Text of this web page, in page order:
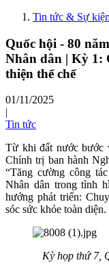
Tin tức & Sự kiện
Quốc hội - 80
Nhân dân | Kỳ 1:
thiện thể chế
01/11/2025
|
Tin tức
Từ khi đất nước bước
Chính trị ban hành
“Tăng cường công
Nhân dân trong tình
hướng phát triển:
sóc sức khỏe toàn diện.
Kỳ họp thứ 7,